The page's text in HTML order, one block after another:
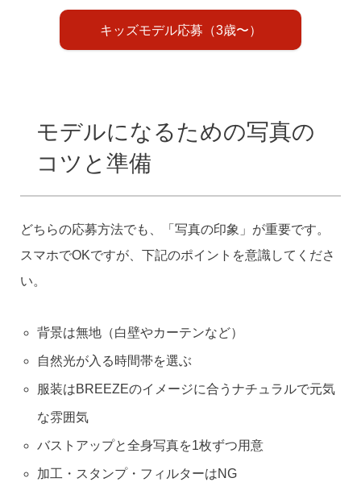
キッズモデル応募（3歳〜）
モデルになるための写真の
コツと準備
どちらの応募方法でも、「写真の印象」が重要です。
スマホでOKですが、下記のポイントを意識してくださ
い。
背景は無地（白壁やカーテンなど）
自然光が入る時間帯を選ぶ
服装はBREEZEのイメージに合うナチュラルで元気
な雰囲気
バストアップと全身写真を1枚ずつ用意
加工・スタンプ・フィルターはNG